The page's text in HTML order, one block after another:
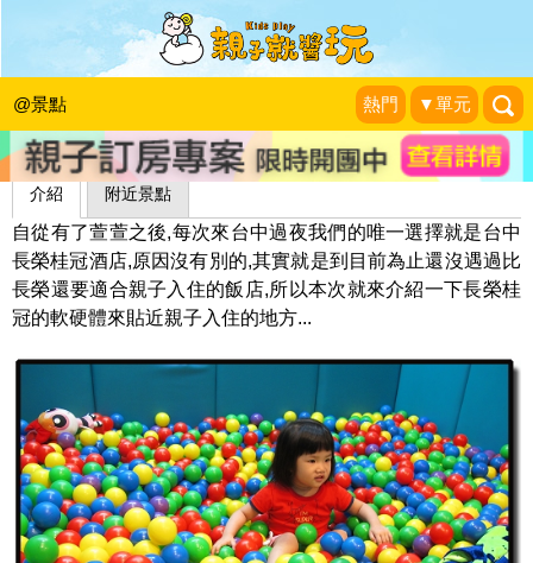
@景點 熱門 ▼單元
長榮桂冠酒店(台中)
施爸拍拍寫寫過生活!!!
介紹 附近景點
自從有了萱萱之後,每次來台中過夜我們的唯一選擇就是台中
長榮桂冠酒店,原因沒有別的,其實就是到目前為止還沒遇過比
長榮還要適合親子入住的飯店,所以本次就來介紹一下長榮桂
冠的軟硬體來貼近親子入住的地方...